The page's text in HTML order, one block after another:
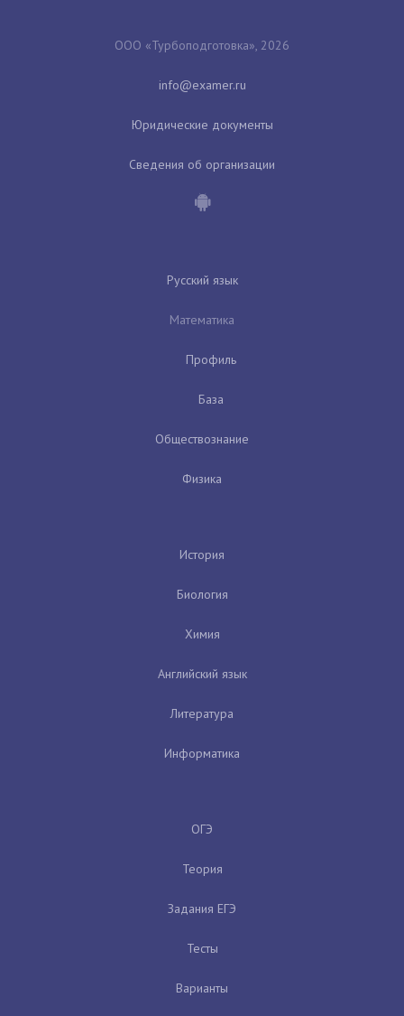
ООО «Турбоподготовка», 2026
Юридические документы
Сведения об организации
Русский язык
Математика
Профиль
База
Обществознание
Физика
История
Биология
Химия
Английский язык
Литература
Информатика
ОГЭ
Теория
Задания ЕГЭ
Тесты
Варианты